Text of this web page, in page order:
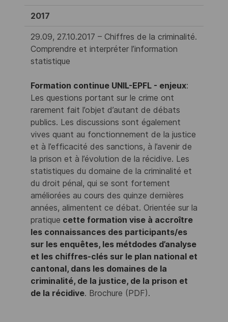
2017
29.09, 27.10.2017 – Chiffres de la criminalité.
Comprendre et interpréter l’information
statistique
Formation continue UNIL-EPFL - enjeux:
Les questions portant sur le crime ont
rarement fait l’objet d’autant de débats
publics. Les discussions sont également
vives quant au fonctionnement de la justice
et à l’efficacité des sanctions, à l’avenir de
la prison et à l’évolution de la récidive. Les
statistiques du domaine de la criminalité et
du droit pénal, qui se sont fortement
améliorées au cours des quinze dernières
années, alimentent ce débat. Orientée sur la
pratique cette formation vise à accroître
les connaissances des participants/es
sur les enquêtes, les métdodes d’analyse
et les chiffres‑clés sur le plan national et
cantonal, dans les domaines de la
criminalité, de la justice, de la prison et
de la récidive. Brochure (PDF).